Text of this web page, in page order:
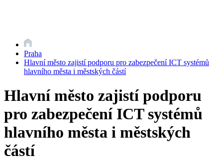
Praha
Hlavní město zajistí podporu pro zabezpečení ICT systémů
hlavního města i městských částí
Hlavní město zajistí podporu
pro zabezpečení ICT systémů
hlavního města i městských
částí